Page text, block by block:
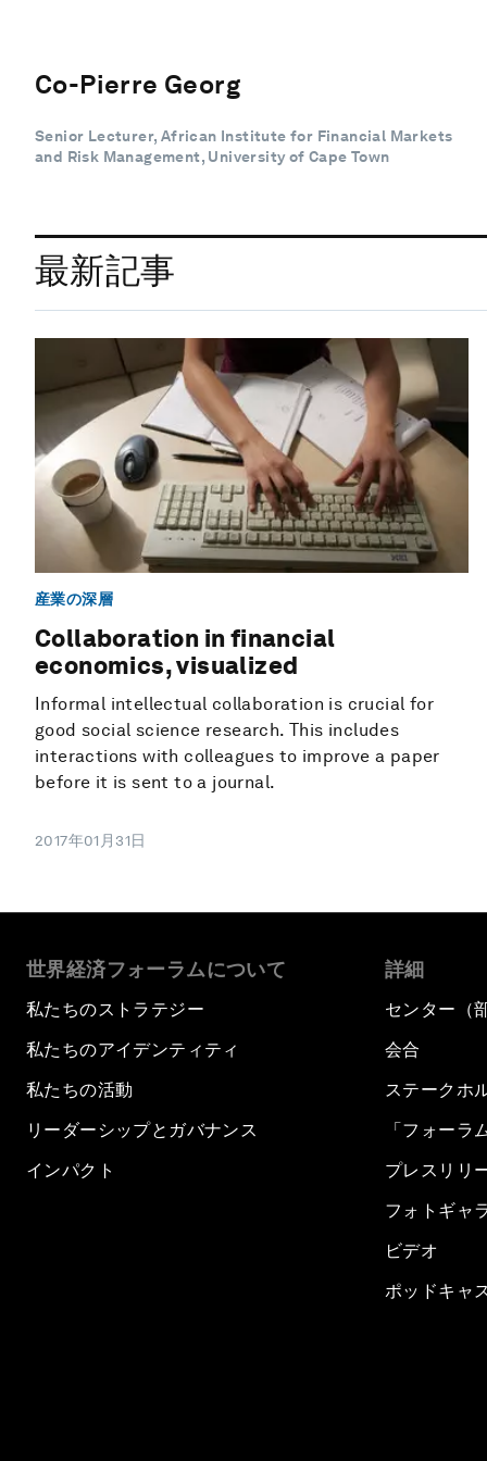
Co-Pierre Georg
Senior Lecturer, African Institute for Financial Markets
and Risk Management, University of Cape Town
最新記事
産業の深層
Collaboration in financial
economics, visualized
Informal intellectual collaboration is crucial for
good social science research. This includes
interactions with colleagues to improve a paper
before it is sent to a journal.
2017年01月31日
世界経済フォーラムについて
私たちのストラテジー
私たちのアイデンティティ
私たちの活動
リーダーシップとガバナンス
インパクト
詳細
センター（
会合
ステークホ
「フォーラ
プレスリリ
フォトギャ
ビデオ
ポッドキャ